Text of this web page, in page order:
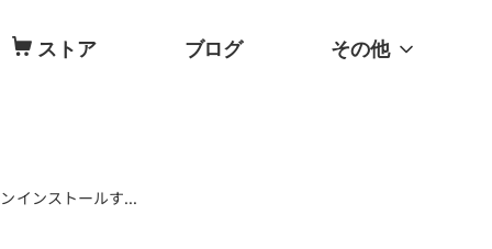
ストア ブログ その他
2026最新！MacからGoogleドライブをアンインストールする方法